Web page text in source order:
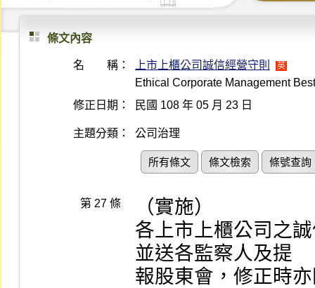
條文內容
名 稱： 上市上櫃公司誠信經營守則 英
Ethical Corporate Management
修正日期：
民國 108 年 05 月 23 日
主題分類： 公司治理
所有條文 條文檢索 條號查詢
第 27 條
（實施）
各上市上櫃公司之
並送各監察人及提
報股東會，修正時